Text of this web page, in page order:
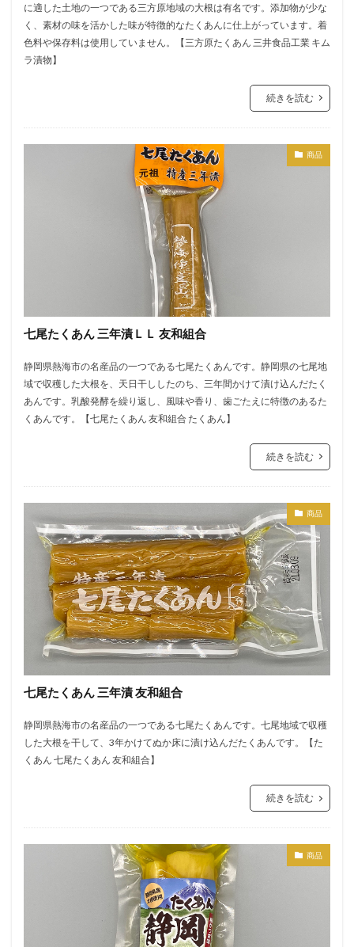
に適した土地の一つである三方原地域の大根は有名です。添加物が少な
く、素材の味を活かした味が特徴的なたくあんに仕上がっています。着
色料や保存料は使用していません。【三方原たくあん 三井食品工業 キム
ラ漬物】
続きを読む
商品
七尾たくあん 三年漬ＬＬ 友和組合
静岡県熱海市の名産品の一つである七尾たくあんです。静岡県の七尾地
域で収穫した大根を、天日干ししたのち、三年間かけて漬け込んだたく
あんです。乳酸発酵を繰り返し、風味や香り、歯ごたえに特徴のあるた
くあんです。【七尾たくあん 友和組合 たくあん】
続きを読む
商品
七尾たくあん 三年漬 友和組合
静岡県熱海市の名産品の一つである七尾たくあんです。七尾地域で収穫
した大根を干して、3年かけてぬか床に漬け込んだたくあんです。【た
くあん 七尾たくあん 友和組合】
続きを読む
商品